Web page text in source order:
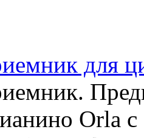
для
Orla